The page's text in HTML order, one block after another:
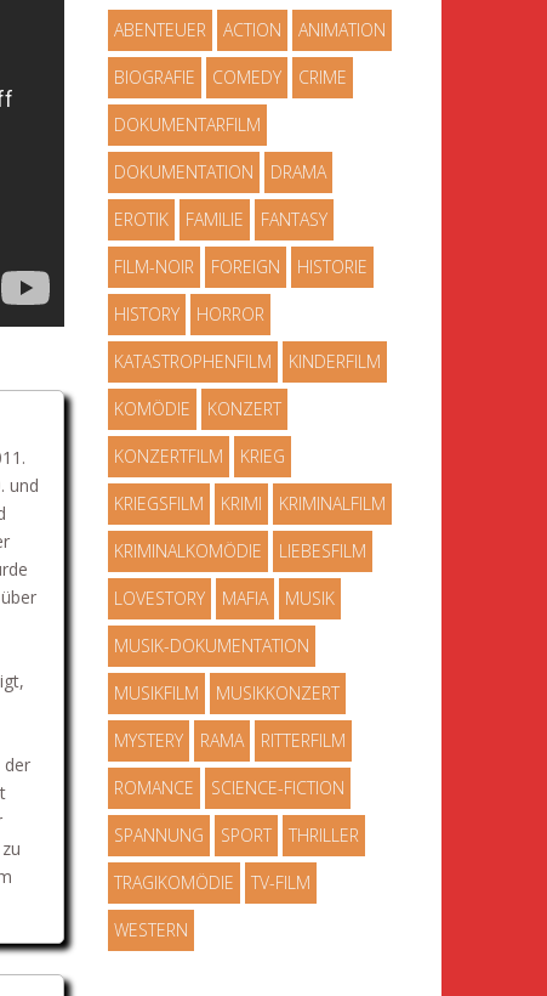
und
der
ABENTEUER ACTION ANIMATION
BIOGRAFIE COMEDY CRIME
DOKUMENTARFILM
DOKUMENTATION DRAMA
EROTIK FAMILIE FANTASY
FILM-NOIR FOREIGN HISTORIE
HISTORY HORROR
KATASTROPHENFILM KINDERFILM
KOMÖDIE KONZERT
KONZERTFILM KRIEG
KRIEGSFILM KRIMI KRIMINALFILM
KRIMINALKOMÖDIE LIEBESFILM
LOVESTORY MAFIA MUSIK
MUSIK-DOKUMENTATION
MUSIKFILM MUSIKKONZERT
MYSTERY RAMA RITTERFILM
ROMANCE SCIENCE-FICTION
SPANNUNG SPORT THRILLER
TRAGIKOMÖDIE TV-FILM
WESTERN